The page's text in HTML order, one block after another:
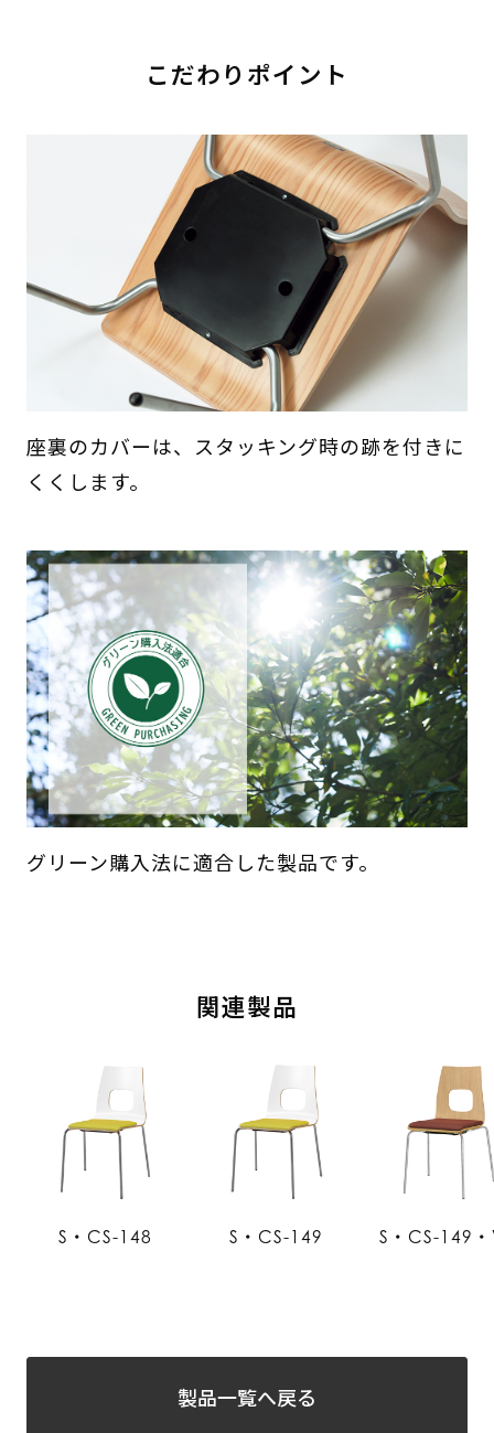
こだわりポイント
座裏のカバーは、スタッキング時の跡を付きに
くくします。
グリーン購入法に適合した製品です。
関連製品
S・CS-148 S・CS-149 S・CS-149
製品一覧へ戻る